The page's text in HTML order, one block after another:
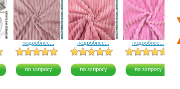
5 голосов
подробнее...
12 голосов
по запросу
подробнее...
8 голосов
по запросу
подробнее...
по запросу